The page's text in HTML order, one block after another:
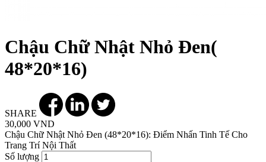
Chậu Chữ Nhật Nhỏ Đen(
48*20*16)
SHARE
30,000 VND
Chậu Chữ Nhật Nhỏ Đen (48*20*16): Điểm Nhấn Tinh Tế Cho
Trang Trí Nội Thất
Số lượng